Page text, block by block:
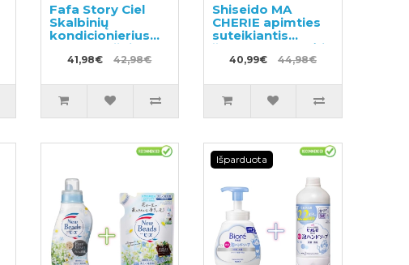
Fafa Story Ciel
Skalbinių
kondicionierius
600ml + užpildas
840ml
41,98€ 42,98€
Shiseido MA
CHERIE apimties
suteikiantis
šampūnas su gėlių
vaisių kvapu
papildymas
380ml
40,99€ 44,98€
Išparduota